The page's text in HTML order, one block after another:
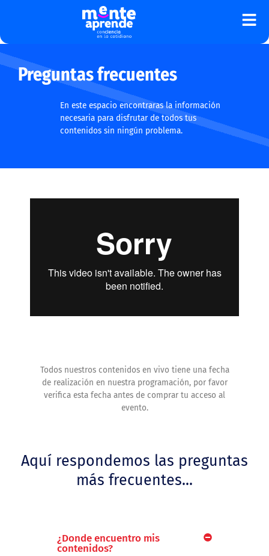
Preguntas frecuentes
En este espacio encontraras la información
necesaria para disfrutar de todos tus
contenidos sin ningún problema.
Todos nuestros contenidos en vivo tiene una fecha
de realización en nuestra programación, por favor
verifica esta fecha antes de comprar tu acceso al
evento.
Aquí respondemos las preguntas
más frecuentes...
¿Donde encuentro mis
contenidos?